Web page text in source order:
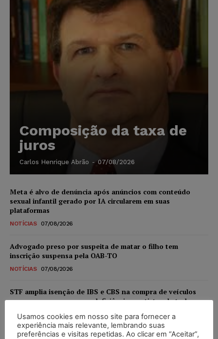
Composição da taxa de
juros
Carlos Henrique Abrão - 07/08/2026
Meta é alvo de denúncia após anúncios com conteúdo
sexual infantil gerado por IA circularem em suas
plataformas
NOTÍCIAS 07/08/2026
Advogado preso por suspeita de matar o filho tem
inscrição suspensa pela OAB-TO
NOTÍCIAS 07/08/2026
STF amplia isenção de IBS e CBS na compra de veículos
novos para pessoas com deficiência e autistas de todos os
DIREITO TRIBUTÁRIO 07/08/2026
Usamos cookies em nosso site para fornecer a
experiência mais relevante, lembrando suas
preferências e visitas repetidas. Ao clicar em “Aceitar”,